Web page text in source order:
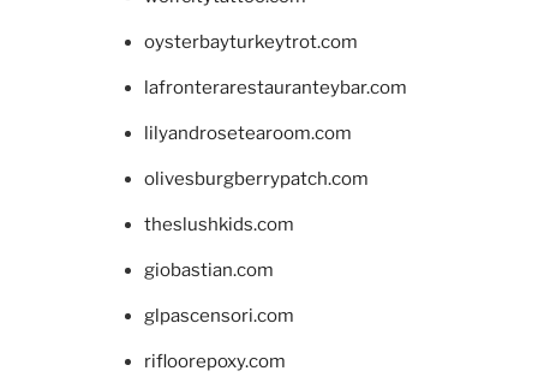
oysterbayturkeytrot.com
lafronterarestauranteybar.com
lilyandrosetearoom.com
olivesburgberrypatch.com
theslushkids.com
giobastian.com
glpascensori.com
rifloorepoxy.com